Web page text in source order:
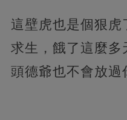
這壁虎也是個狠
求生，餓了這麼
頭德爺也不會放過